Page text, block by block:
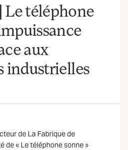
Le téléphone
aux
industrielles
de La Fabrique de
de « Le téléphone sonne »